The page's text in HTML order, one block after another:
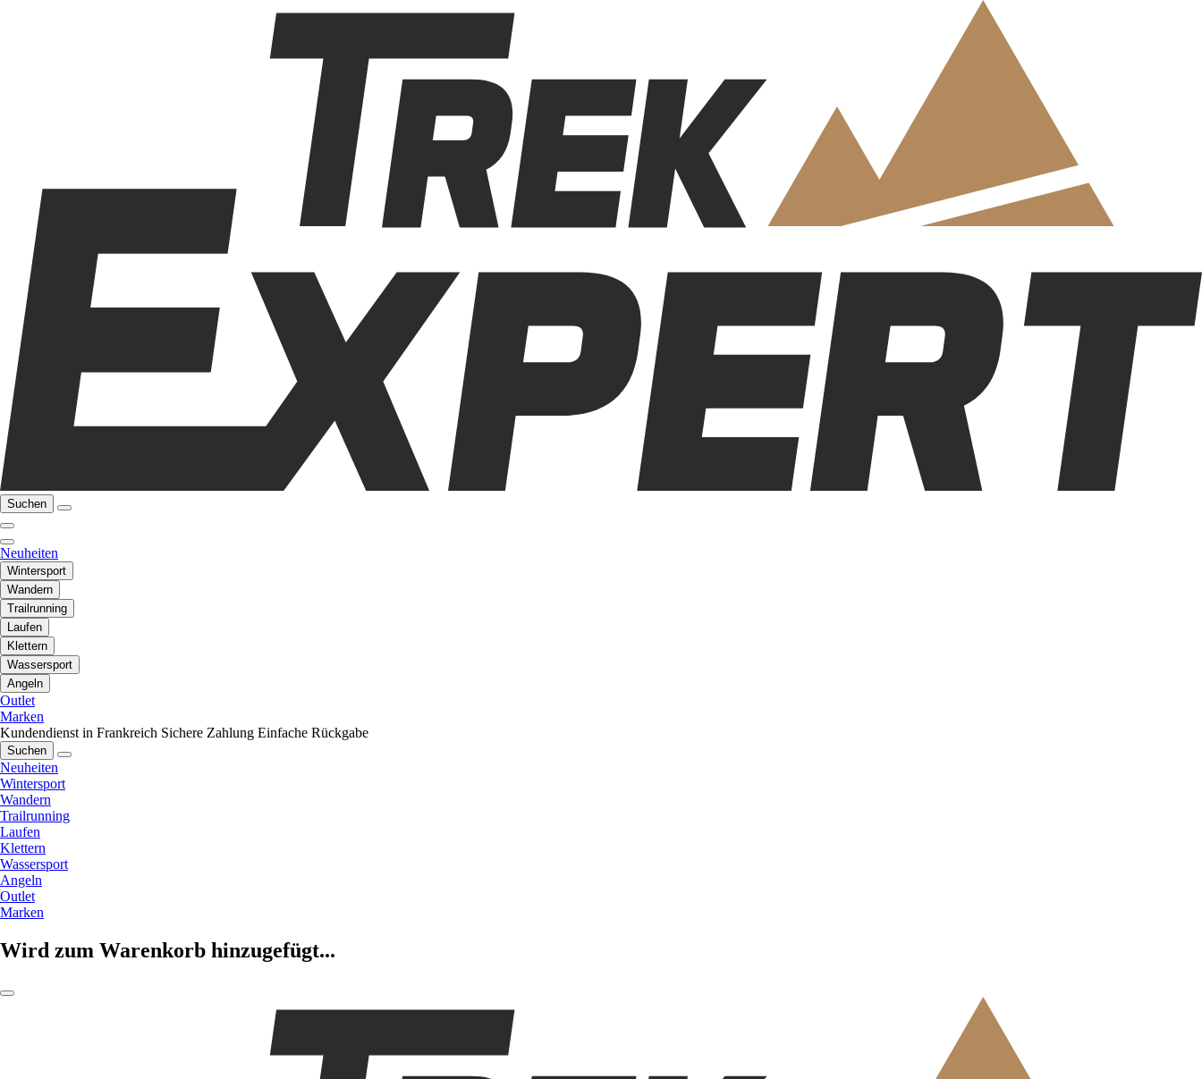
Suchen
Neuheiten
Wintersport
Wandern
Trailrunning
Laufen
Klettern
Wassersport
Angeln
Outlet
Marken
Kundendienst in Frankreich Sichere Zahlung Einfache Rückgabe
Suchen
Neuheiten
Wintersport
Wandern
Trailrunning
Laufen
Klettern
Wassersport
Angeln
Outlet
Marken
Wird zum Warenkorb hinzugefügt...